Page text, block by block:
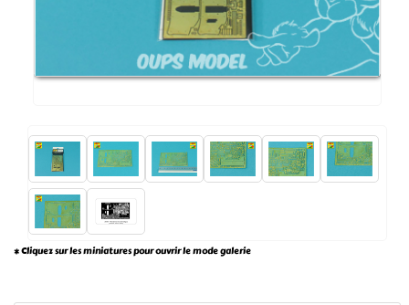
* Cliquez sur les miniatures pour ouvrir le mode galerie